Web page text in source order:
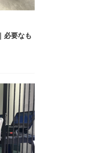
必要なも